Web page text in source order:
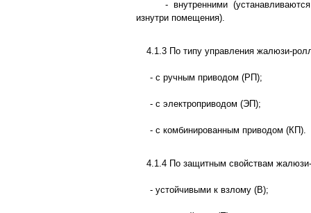
- внутренними
изнутри помещения).
4.1.3 По типу управления жалюзи-
- с ручным приводом (РП);
- с электроприводом (ЭП);
- с комбинированным приводом (КП).
4.1.4 По защитным свойствам
- устойчивыми к взлому (В);